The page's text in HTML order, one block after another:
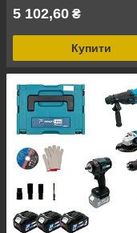
5 102,60 ₴
Купити